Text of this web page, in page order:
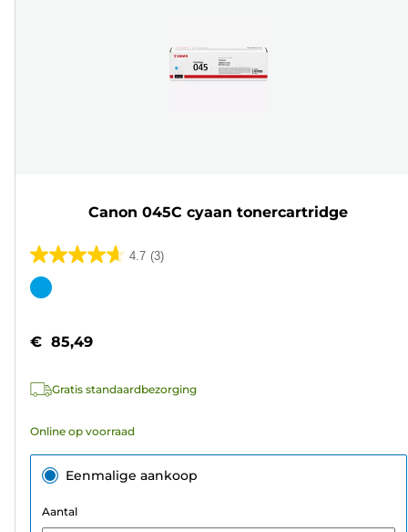
Canon 045C cyaan tonercartridge
4.7 (3)
4.7
van
sterren.
beoordelingen
Kleurencartridge
€ 85,49
Gratis standaardbezorging
Online op voorraad
Eenmalige aankoop
Aantal